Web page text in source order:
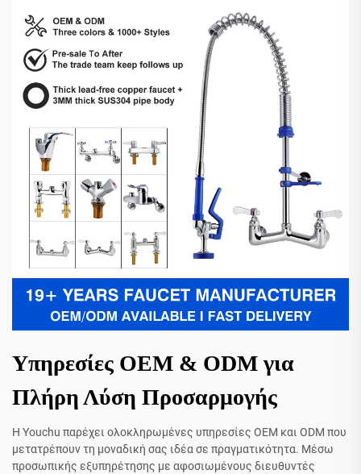
Υπηρεσίες OEM & ODM για
Πλήρη Λύση Προσαρμογής
Η Youchu παρέχει ολοκληρωμένες υπηρεσίες OEM και ODM που
μετατρέπουν τη μοναδική σας ιδέα σε πραγματικότητα. Μέσω
προσωπικής εξυπηρέτησης με αφοσιωμένους διευθυντές